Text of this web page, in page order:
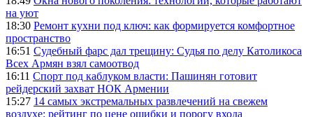
на уют
18:30 Ремонт кухни под ключ: как формируется комфортное
пространство
16:51 Судебный фарс дал трещину: Судья по делу Католикоса
Всех Армян взял самоотвод
16:11 Спорт под каблуком власти: Пашинян готовит
рейдерский захват НОК Армении
15:27 14 самых экстремальных развлечений на свежем
воздухе: рейтинг по цене ошибки и порогу входа